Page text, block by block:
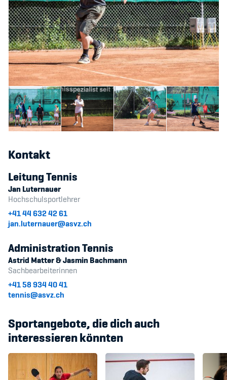
Kontakt
Leitung Tennis
Jan Luternauer
Hochschulsportlehrer
+41 44 632 42 61
jan.luternauer@asvz.ch
Administration Tennis
Astrid Matter & Jasmin Bachmann
Sachbearbeiterinnen
+41 58 934 40 41
tennis@asvz.ch
Sportangebote, die dich auch
interessieren könnten